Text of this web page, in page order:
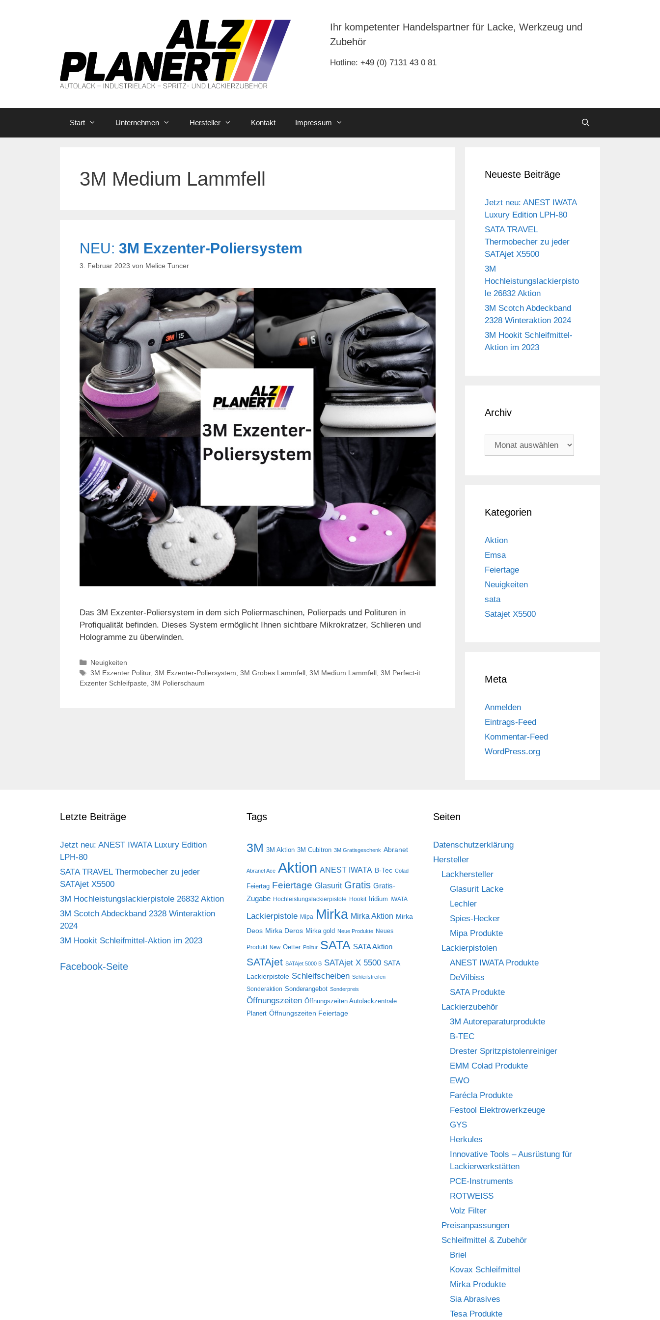
Ihr kompetenter Handelspartner für Lacke, Werkzeug und
Zubehör
Hotline: +49 (0) 7131 43 0 81
Start Unternehmen Hersteller Kontakt Impressum
3M Medium Lammfell
NEU: 3M Exzenter-Poliersystem
3. Februar 2023 von Melice Tuncer
Das 3M Exzenter-Poliersystem in dem sich Poliermaschinen, Polierpads und Polituren in
Profiqualität befinden. Dieses System ermöglicht Ihnen sichtbare Mikrokratzer, Schlieren und
Hologramme zu überwinden.
Kategorien
Neuigkeiten
Schlagwörter
3M Exzenter Politur, 3M Exzenter-Poliersystem 3M Grobes Lammfell, 3M Medium Lammfell, 3M Perfect-it
Exzenter Schleifpaste 3M Polierschaum
Neueste Beiträge
Jetzt neu: ANEST IWATA
Luxury Edition LPH-80
SATA TRAVEL
Thermobecher zu jeder
SATAjet X5500
3M
Hochleistungslackierpisto
le 26832 Aktion
3M Scotch Abdeckband
2328 Winteraktion 2024
3M Hookit Schleifmittel-
Aktion im 2023
Archiv
Archiv
Kategorien
Aktion
Emsa
Feiertage
Neuigkeiten
sata
Satajet X5500
Meta
Anmelden
Eintrags-Feed
Kommentar-Feed
WordPress.org
Letzte Beiträge
Jetzt neu: ANEST IWATA Luxury Edition
LPH-80
SATA TRAVEL Thermobecher zu jeder
SATAjet X5500
3M Hochleistungslackierpistole 26832 Aktion
3M Scotch Abdeckband 2328 Winteraktion
2024
3M Hookit Schleifmittel-Aktion im 2023
Facebook-Seite
Tags
3M 3M Aktion 3M Cubitron 3M Gratisgeschenk Abranet
Abranet Ace Aktion ANEST IWATA B-Tec Colad
Feiertag Feiertage Glasurit Gratis Gratis-
Zugabe Hochleistungslackierpistole Hookit Iridium IWATA
Lackierpistole Mipa Mirka Mirka Aktion Mirka
Deos Mirka Deros Mirka gold Neue Produkte Neues
Produkt New Oetter Politur SATA SATA Aktion
SATAjet SATAjet 5000 B SATAjet X 5500 SATA
Lackierpistole Schleifscheiben Schleifstreifen
Sonderaktion Sonderangebot Sonderpreis
Öffnungszeiten Öffnungszeiten Autolackzentrale
Planert Öffnungszeiten Feiertage
Seiten
Datenschutzerklärung
Hersteller
Lackhersteller
Glasurit Lacke
Lechler
Spies-Hecker
Mipa Produkte
Lackierpistolen
ANEST IWATA Produkte
DeVilbiss
SATA Produkte
Lackierzubehör
3M Autoreparaturprodukte
B-TEC
Drester Spritzpistolenreiniger
EMM Colad Produkte
EWO
Farécla Produkte
Festool Elektrowerkzeuge
GYS
Herkules
Innovative Tools – Ausrüstung für
Lackierwerkstätten
PCE-Instruments
ROTWEISS
Volz Filter
Preisanpassungen
Schleifmittel & Zubehör
Briel
Kovax Schleifmittel
Mirka Produkte
Sia Abrasives
Tesa Produkte